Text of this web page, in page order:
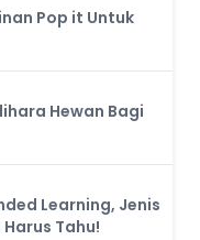
Pop it Untuk
Hewan Bagi
Learning, Jenis
Tahu!